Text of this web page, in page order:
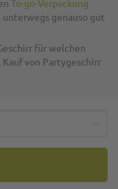
To-go-Verpackung
genauso gut
für welchen
von Partygeschirr